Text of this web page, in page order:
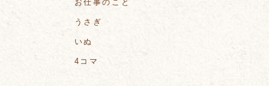
お仕事のこと
うさぎ
いぬ
4コマ